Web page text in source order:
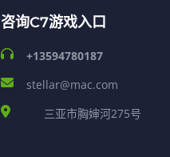
咨询C7游戏入口
+13594780187
stellar@mac.com
三亚市胸婶河275号